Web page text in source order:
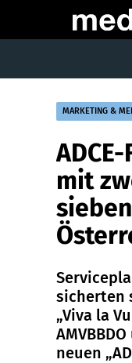
MARKETING &
mit
sicherten
„Viva la
neuen